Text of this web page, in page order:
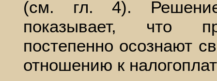
(см. гл. 4). Решение
показывает, что
постепенно осознают
отношению к